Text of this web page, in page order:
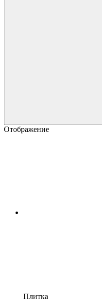
Отображение
Плитка